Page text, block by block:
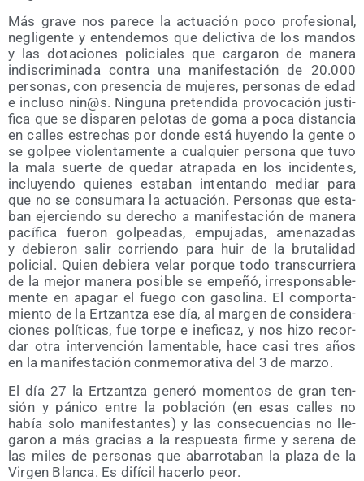
Más gra­ve nos pare­ce la actua­ción poco pro­fe­sio­nal,
negli­gen­te y enten­de­mos que delic­ti­va de los man­dos
y las dota­cio­nes poli­cia­les que car­ga­ron de mane­ra
indis­cri­mi­na­da con­tra una mani­fes­ta­ción de 20.000
per­so­nas, con pre­sen­cia de muje­res, per­so­nas de edad
e inclu­so nin@s. Nin­gu­na pre­ten­di­da pro­vo­ca­ción jus­ti­
fi­ca que se dis­pa­ren pelo­tas de goma a poca dis­tan­cia
en calles estre­chas por don­de está huyen­do la gen­te o
se gol­pee vio­len­ta­men­te a cual­quier per­so­na que tuvo
la mala suer­te de que­dar atra­pa­da en los inci­den­tes,
inclu­yen­do quie­nes esta­ban inten­tan­do mediar para
que no se con­su­ma­ra la actua­ción. Per­so­nas que esta­
ban ejer­cien­do su dere­cho a mani­fes­ta­ción de mane­ra
pací­fi­ca fue­ron gol­pea­das, empu­ja­das, ame­na­za­das
y debie­ron salir corrien­do para huir de la bru­ta­li­dad
poli­cial. Quien debie­ra velar por­que todo trans­cu­rrie­ra
de la mejor mane­ra posi­ble se empe­ñó, irres­pon­sa­ble­
men­te en apa­gar el fue­go con gaso­li­na. El com­por­ta­
mien­to de la Ertzan­tza ese día, al mar­gen de con­si­de­ra­
cio­nes polí­ti­cas, fue tor­pe e inefi­caz, y nos hizo recor­
dar otra inter­ven­ción lamen­ta­ble, hace casi tres años
en la mani­fes­ta­ción con­me­mo­ra­ti­va del 3 de marzo.
El día 27 la Ertzan­tza gene­ró momen­tos de gran ten­
sión y páni­co entre la pobla­ción (en esas calles no
había solo mani­fes­tan­tes) y las con­se­cuen­cias no lle­
ga­ron a más gra­cias a la res­pues­ta fir­me y sere­na de
las miles de per­so­nas que aba­rro­ta­ban la pla­za de la
Vir­gen Blan­ca. Es difí­cil hacer­lo peor.